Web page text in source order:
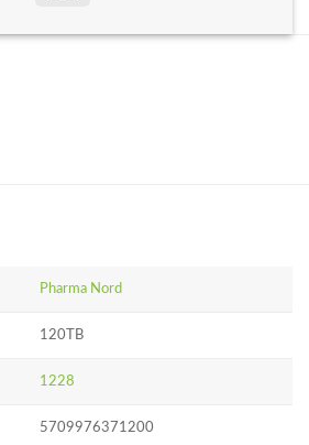
Pharma Nord
120TB
1228
5709976371200